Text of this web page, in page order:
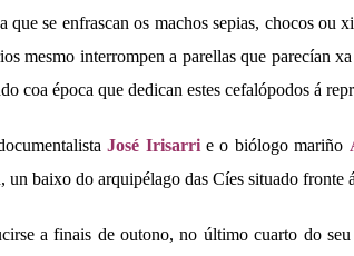
que se enfrascan os machos sepias, chocos ou
mesmo interrompen a parellas que parecían
coa época que dedican estes cefalópodos á
José Irisarrie o biólogo mariño
un baixo do arquipélago das Cíes situado fronte
a finais de outono, no último cuarto do